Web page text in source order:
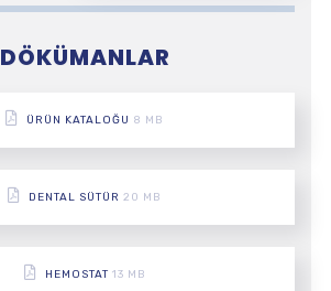
DÖKÜMANLAR
ÜRÜN KATALOĞU 8 MB
DENTAL SÜTÜR 20 MB
HEMOSTAT 13 MB